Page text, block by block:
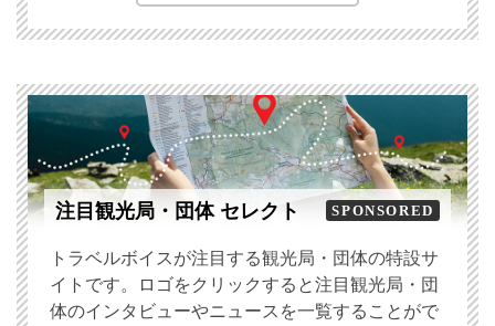
注目観光局・団体 セレクト SPONSORED
トラベルボイスが注目する観光局・団体の特設サ
イトです。ロゴをクリックすると注目観光局・団
体のインタビューやニュースを一覧することがで